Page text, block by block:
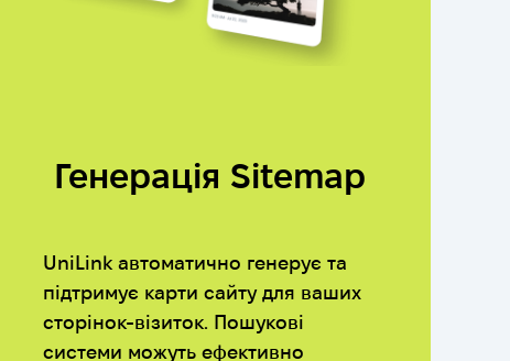
Генерація Sitemap
UniLink автоматично генерує та
підтримує карти сайту для ваших
сторінок-візиток. Пошукові
системи можуть ефективно